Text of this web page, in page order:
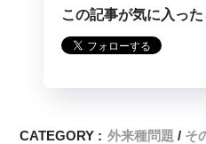
この記事が気に入っ
CATEGORY : 外来種問題
そ